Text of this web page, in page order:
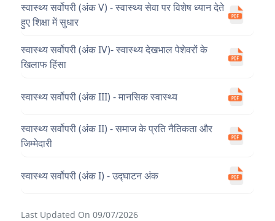
स्वास्थ्य सर्वोपरी (अंक V) - स्वास्थ्य सेवा पर विशेष ध्यान देते
हुए शिक्षा में सुधार
स्वास्थ्य सर्वोपरी (अंक IV)- स्वास्थ्य देखभाल पेशेवरों के
खिलाफ हिंसा
स्वास्थ्य सर्वोपरी (अंक III) - मानसिक स्वास्थ्य
स्वास्थ्य सर्वोपरी (अंक II) - समाज के प्रति नैतिकता और
जिम्मेदारी
स्वास्थ्य सर्वोपरी (अंक I) - उद्घाटन अंक
Last Updated On09/07/2026